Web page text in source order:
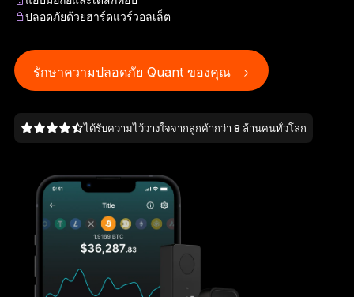
Ledger NanoGen5
โดดเด่นไม่ซ้ำใคร เหมือนกับคุณ
Ledger Nanoรุ่นมาตรฐาน
เลือกช็อป
Hardware Wallet
ปลอดภัยด้วยฮาร์ดแวร์วอลเล็ต
รักษาความปลอดภัย Quant ของคุณ
ได้รับความไว้วางใจจากลูกค้ากว่า 8 ล้านคนทั่วโลก